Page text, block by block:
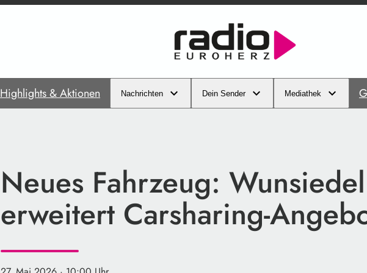
Highlights & Aktionen Nachrichten Dein Sender Mediathek
Neues Fahrzeug: Wunsiedel
erweitert Carsharing-